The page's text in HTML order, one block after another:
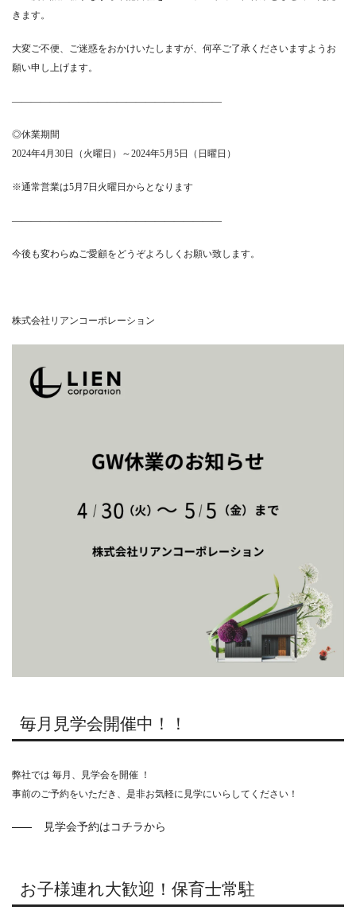
きます。
大変ご不便、ご迷惑をおかけいたしますが、何卒ご了承くださいますようお
願い申し上げます。
——————————————————————
◎休業期間
2024年4月30日（火曜日）～2024年5月5日（日曜日）
※通常営業は5月7日火曜日からとなります
——————————————————————
今後も変わらぬご愛顧をどうぞよろしくお願い致します。
株式会社リアンコーポレーション
毎月見学会開催中！！
弊社では 毎月、見学会を開催 ！
事前のご予約をいただき、是非お気軽に見学にいらしてください！
見学会予約はコチラから
お子様連れ大歓迎！保育士常駐